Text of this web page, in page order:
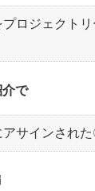
プロジェクト
で
アサインされた